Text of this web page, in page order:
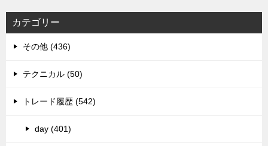
カテゴリー
その他 (436)
テクニカル (50)
トレード履歴 (542)
day (401)